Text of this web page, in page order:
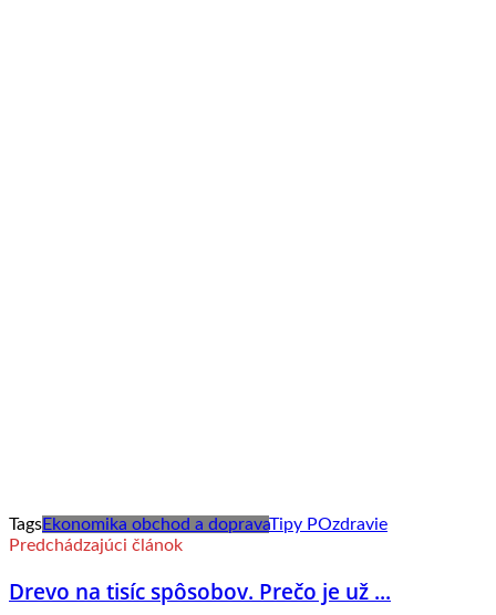
TagsEkonomika obchod a dopravaTipy POzdravie
Predchádzajúci článok
Drevo na tisíc spôsobov. Prečo je už ...